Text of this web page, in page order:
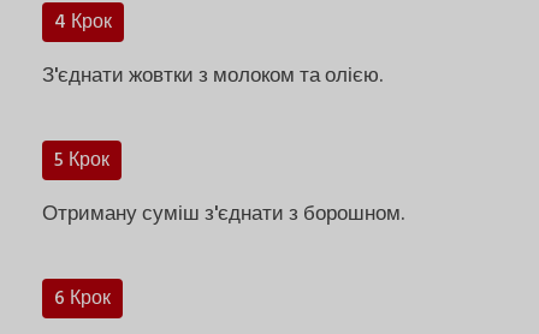
4 Крок
З'єднати жовтки з молоком та олією.
5 Крок
Отриману суміш з'єднати з борошном.
6 Крок